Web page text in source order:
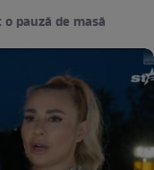
pauză de masă